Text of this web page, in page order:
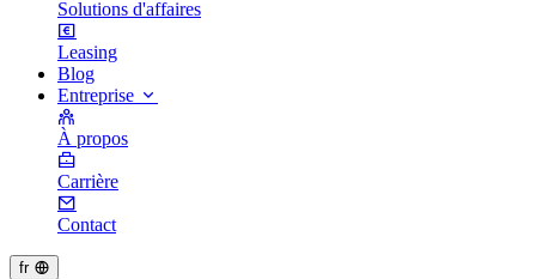
Solutions d'affaires
Leasing
Blog
Entreprise
À propos
Carrière
Contact
fr